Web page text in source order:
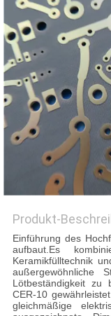
Produkt-
Einführung des
aufbaut.Es
Keramikfülltechnik
außergewöhnliche
Lötbeständigkeit zu
CER-10
gleichmäßige